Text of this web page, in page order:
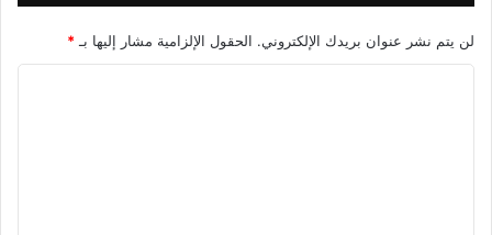
لن يتم نشر عنوان بريدك الإلكتروني. الحقول الإلزامية مشار إليها بـ *